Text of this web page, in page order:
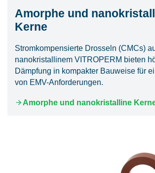
Amorphe und
Kerne
Stromkompensierte Drosseln (CMCs)
nanokristallinem VITROPERM bieten
Dämpfung in kompakter Bauweise für
von EMV-Anforderungen.
Amorphe und nanokristalline